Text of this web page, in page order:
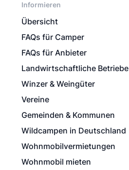
Informieren
Übersicht
FAQs für Camper
FAQs für Anbieter
Landwirtschaftliche Betriebe
Winzer & Weingüter
Vereine
Gemeinden & Kommunen
Wildcampen in Deutschland
Wohnmobilvermietungen
Wohnmobil mieten